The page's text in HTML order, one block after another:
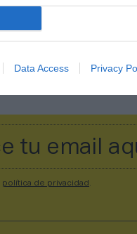
Data Access Privacy
política de privacidad